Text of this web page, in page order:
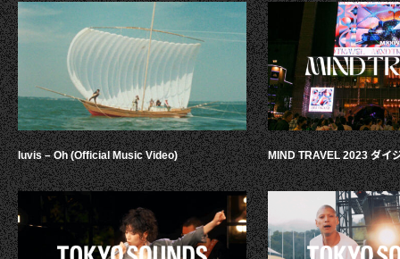
luvis – Oh (Official Music Video) MIND TRAVEL 2023 ダイ